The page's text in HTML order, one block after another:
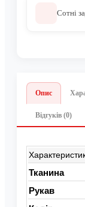
Сотні
Опис
Відгуків (0)
Тканина
Рукав